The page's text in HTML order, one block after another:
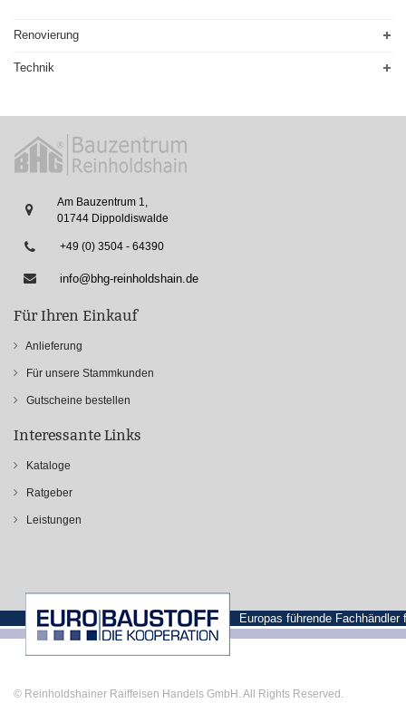
Renovierung
Technik
Am Bauzentrum 1,
01744 Dippoldiswalde
+49 (0) 3504 - 64390
info@bhg-reinholdshain.de
Für Ihren Einkauf
Anlieferung
Für unsere Stammkunden
Gutscheine bestellen
Interessante Links
Kataloge
Ratgeber
Leistungen
Europas führende
© Reinholdshainer Raiffeisen Handels GmbH. All Rights Reserved.